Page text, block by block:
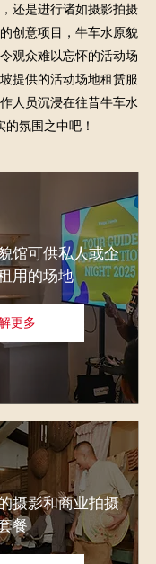
还是进行诸如摄影拍摄
创意项目，牛车水原貌
观众难以忘怀的活动场
提供的活动场地租赁服
人员沉浸在往昔牛车水
氛围之中吧！
馆可供私人或企
用的场地
更多
摄影和商业拍摄
餐